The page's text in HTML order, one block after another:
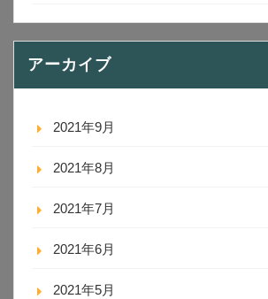
アーカイブ
2021年9月
2021年8月
2021年7月
2021年6月
2021年5月